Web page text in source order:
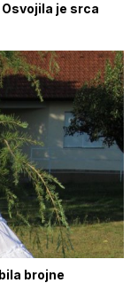
je srca
brojne